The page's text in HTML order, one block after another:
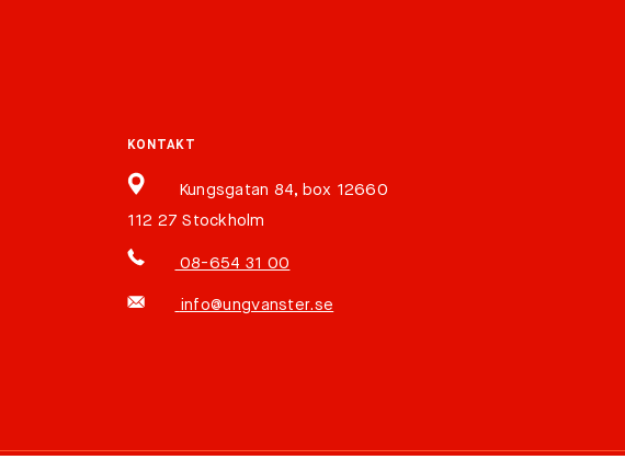
KONTAKT
Kungsgatan 84, box 12660
112 27 Stockholm
08-654 31 00
info@ungvanster.se